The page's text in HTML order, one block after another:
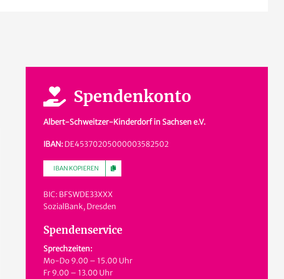
Spendenkonto
Albert-Schweitzer-Kinderdorf in Sachsen e.V.
IBAN: DE45370205000003582502
IBAN KOPIEREN
BIC: BFSWDE33XXX
SozialBank, Dresden
Spendenservice
Sprechzeiten:
Mo-Do 9.00 – 15.00 Uhr
Fr 9.00 – 13.00 Uhr